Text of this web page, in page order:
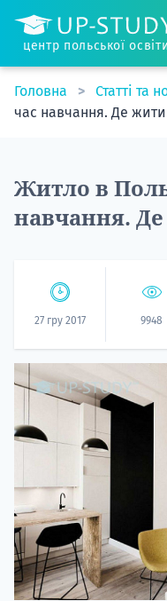
центр польської освіти
Головна Статті та
час навчання. Де жити
Житло в
навчання.
27 гру 2017 9948